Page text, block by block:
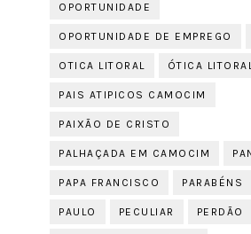
OPORTUNIDADE
OPORTUNIDADE DE EMPREGO
OTICA LITORAL ÓTICA
PAIS ATIPICOS CAMOCIM
PAIXÃO DE CRISTO
PALHAÇADA EM CAMOCIM
PAPA FRANCISCO PARABÉNS
PAULO PECULIAR PERDÃO